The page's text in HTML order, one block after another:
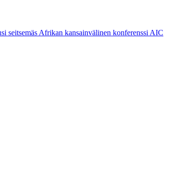
seitsemäs Afrikan kansainvälinen konferenssi AIC